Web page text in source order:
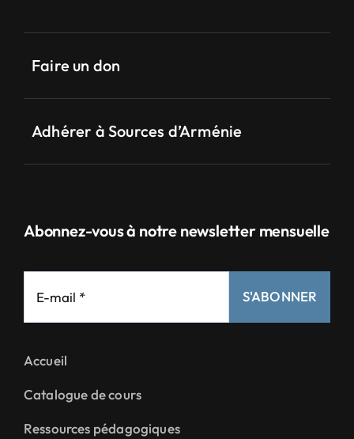
Faire un don
Adhérer à Sources d’Arménie
Abonnez-vous à notre newsletter mensuelle
S'ABONNER
Accueil
Catalogue de cours
Ressources pédagogiques